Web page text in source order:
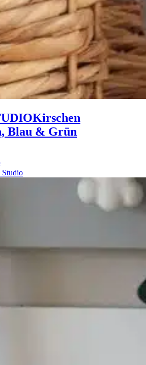
Kirschen
Blau & Grün